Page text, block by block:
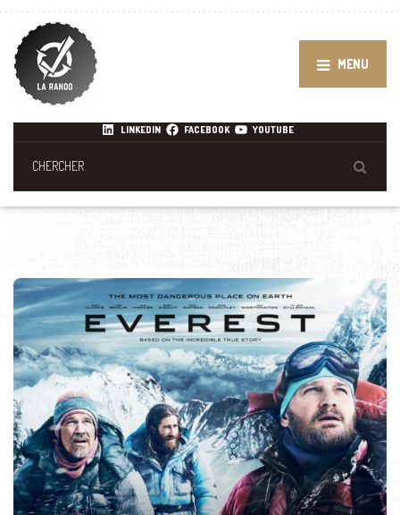
MENU
LINKEDIN FACEBOOK YOUTUBE